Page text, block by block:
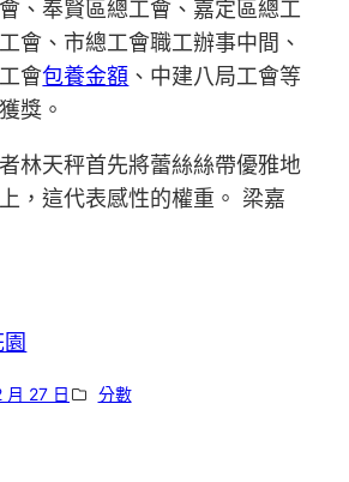
、奉賢區總工會、嘉定區總工
會、市總工會職工辦事中間、
會包養金額 、中建八局工會等
獎。
林天秤首先將蕾絲絲帶優雅地
，這代表感性的權重。 梁嘉
月 27 日 分數